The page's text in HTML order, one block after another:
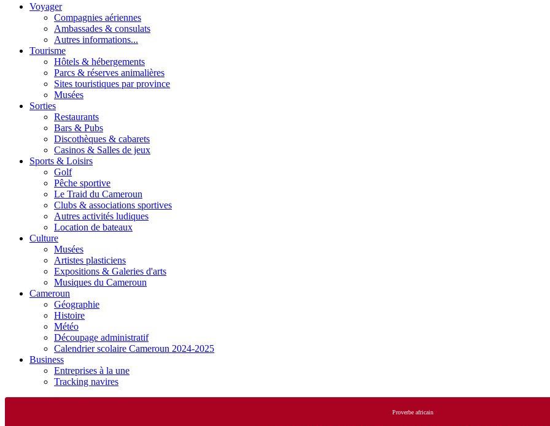
Voyager
Compagnies aériennes
Ambassades & consulats
Autres informations...
Tourisme
Hôtels & hébergements
Parcs & réserves animalières
Sites touristiques par province
Musées
Sorties
Restaurants
Bars & Pubs
Discothèques & cabarets
Casinos & Salles de jeux
Sports & Loisirs
Golf
Pêche sportive
Le Traid du Cameroun
Clubs & associations sportives
Autres activités ludiques
Location de bateaux
Culture
Musées
Artistes plasticiens
Expositions & Galeries d'arts
Musiques du Cameroun
Cameroun
Géographie
Histoire
Météo
Découpage administratif
Calendrier scolaire Cameroun 2024-2025
Business
Entreprises à la une
Tracking navires
Proverbe africain